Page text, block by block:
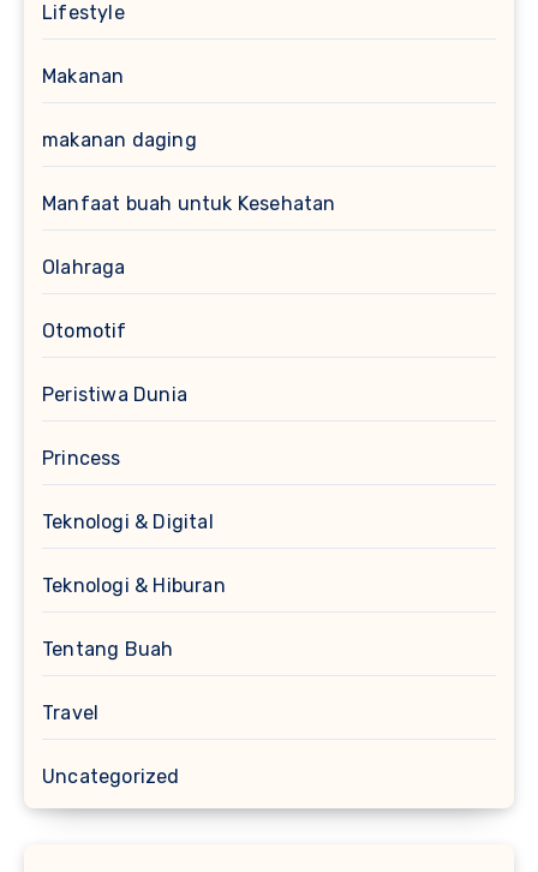
Lifestyle
Makanan
makanan daging
Manfaat buah untuk Kesehatan
Olahraga
Otomotif
Peristiwa Dunia
Princess
Teknologi & Digital
Teknologi & Hiburan
Tentang Buah
Travel
Uncategorized